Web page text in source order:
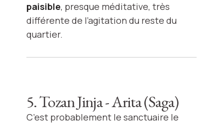
paisible, presque méditative, très
différente de l’agitation du reste du
quartier.
5. Tozan Jinja - Arita (Saga)
C’est probablement le sanctuaire le